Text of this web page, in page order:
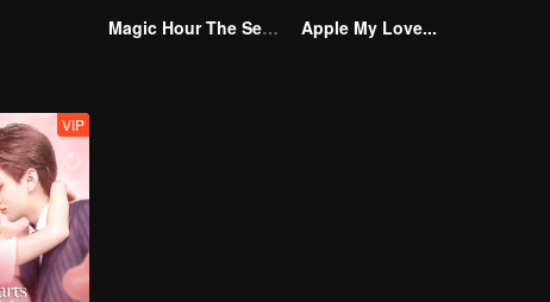
Magic Hour The Series S2 Apple My Love...
VIP